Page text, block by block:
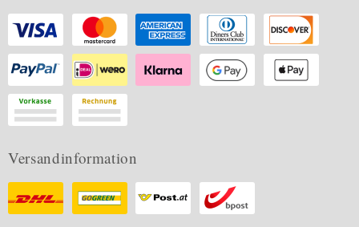
Versandinformation